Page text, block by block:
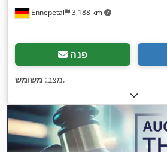
Ennepetal 3,188 km
פנה
מצב: משומש ,